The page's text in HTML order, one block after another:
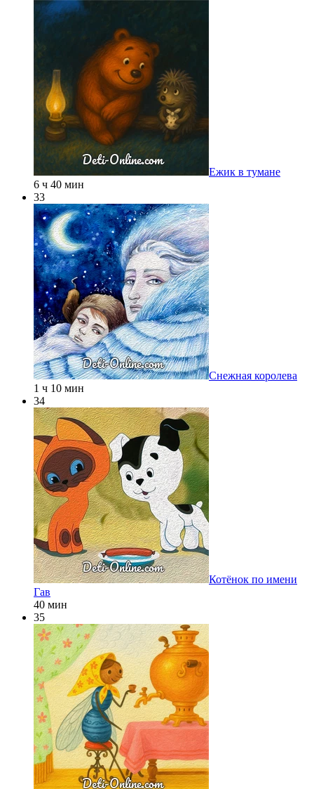
Ежик в тумане
6 ч 40 мин
33
Снежная королева
1 ч 10 мин
34
Котёнок по имени
Гав
40 мин
35